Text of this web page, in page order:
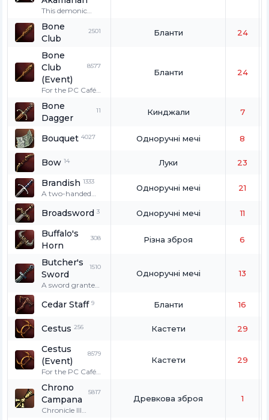
This demonic
forged by Gran
Kain, the god of
the fresh blood of
a PK at least
every 24 hours or
it will disappear.
Bone
Club
2501 Бланти 24
Bone
Club
(Event)
8577
For the PC Café
This item cannot
be exchanged,
crystallized, or
one's PK count is
1 or more, it
Бланти 24
Bone
Dagger
11 Кинджали 7
Bouquet 4027 Одноручні мечі 8
Bow 14 Луки 23
Brandish 1333
A two-handed
beginners.
Одноручні мечі 21
Broadsword 3 Одноручні мечі 11
Buffalo's
Horn
308 Різна зброя 6
Butcher's
Sword
1510
A sword granted
Fighters who
themselves at
war.
Одноручні мечі 13
Cedar Staff 9 Бланти 16
Cestus 256 Кастети 29
Cestus
(Event)
8579
For the PC Café
This item cannot
be exchanged,
dropped,
Кастети 29
Chrono
Campana
5817
Chronicle III
Древкова зброя 1